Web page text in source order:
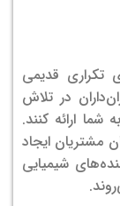
تکراری قدیمی
در تلاش
ارائه کنند.
مشتریان ایجاد
شیمیایی